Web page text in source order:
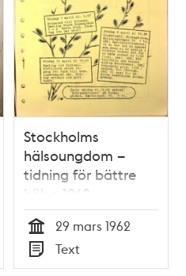
Stockholms
hälsoungdom –
tidning för bättre
hälsa 1962
Tid
29 mars 1962
Typ
Text